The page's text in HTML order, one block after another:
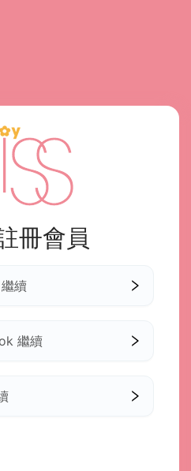
冊會員
續
繼續